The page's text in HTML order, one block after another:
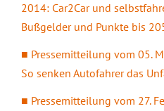
2014: Car2Car und
Bußgelder und Punkte bis
Pressemitteilung vom 05.
So senken Autofahrer das
Pressemitteilung vom 27.